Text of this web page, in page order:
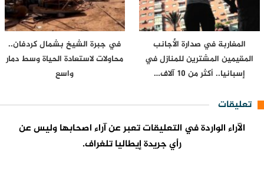
المغاربة في صدارة الأجانب
المقيمين المشترين للمنازل في
إسبانيا.. أكثر من 10 آلاف…
في جبرة الشيخ بشمال كردفان..
محاولات لاستعادة الحياة وسط دمار
واسع
تعليقات
الآراء الواردة في التعليقات تعبر عن آراء اصحابها وليس عن
رأي جريدة إيطاليا تلغراف.